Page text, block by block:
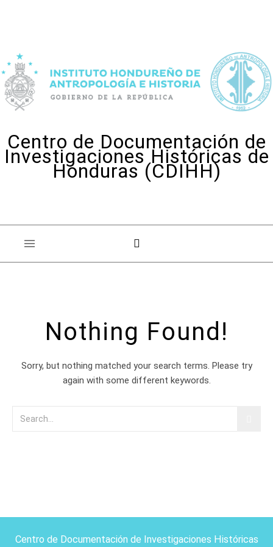
Centro de Documentación de
Investigaciones Históricas de
Honduras (CDIHH)
Nothing Found!
Sorry, but nothing matched your search terms. Please try
again with some different keywords.
Centro de Documentación de Investigaciones Históricas